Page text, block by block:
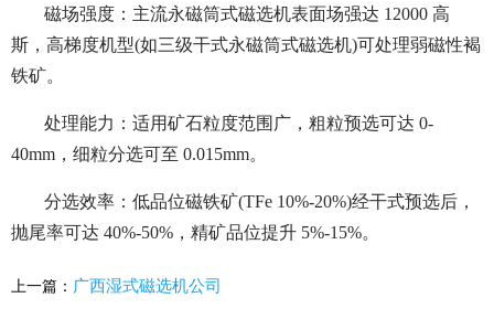
磁场强度：主流永磁筒式磁选机表面场强达 12000 高
斯，高梯度机型(如三级干式永磁筒式磁选机)可处理弱磁性褐
铁矿。
处理能力：适用矿石粒度范围广，粗粒预选可达 0-
40mm，细粒分选可至 0.015mm。
分选效率：低品位磁铁矿(TFe 10%-20%)经干式预选后，
抛尾率可达 40%-50%，精矿品位提升 5%-15%。
上一篇： 广西湿式磁选机公司